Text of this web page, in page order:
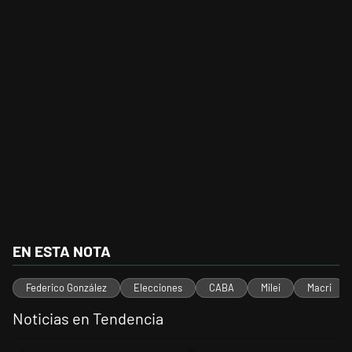
EN ESTA NOTA
Federico González Elecciones CABA Milei Macri
Noticias en Tendencia